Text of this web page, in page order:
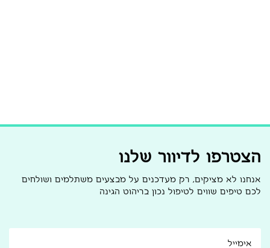
הצטרפו לדיוור שלנו
אנחנו לא מציקים, רק מעדכנים על מבצעים משתלמים ושולחים
לכם טיפים שווים לטיפול נכון בריהוט הגינה